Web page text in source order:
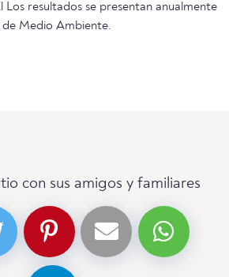
Los resultados se presentan anualmente
de Medio Ambiente.
con sus amigos y familiares